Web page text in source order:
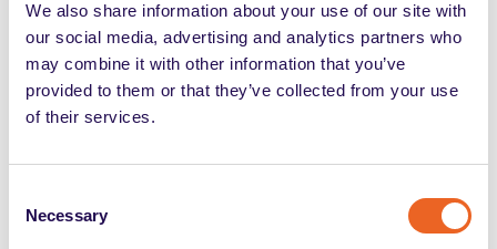
We also share information about your use of our site with
our social media, advertising and analytics partners who
may combine it with other information that you’ve
provided to them or that they’ve collected from your use
of their services.
Selection
Necessary
Other info
Sede di lavoro: Modena (MO).
Tipologia contrattuale: contratto a tempo